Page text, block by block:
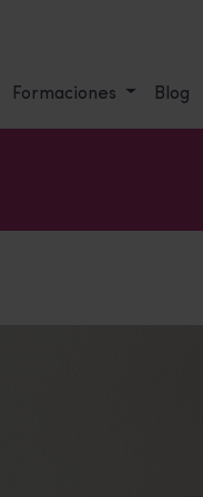
Formaciones Blog